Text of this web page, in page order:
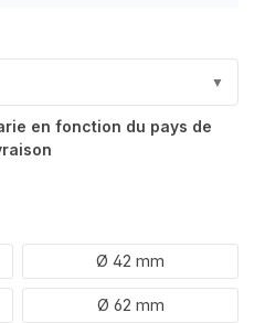
▼
en fonction du pays de
Ø 42 mm
Ø 62 mm